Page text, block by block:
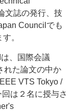
文誌の発行、技
Councilでも
。
、国際会議
れた論文の中か
VTS Tokyo /
は２名に授与さ